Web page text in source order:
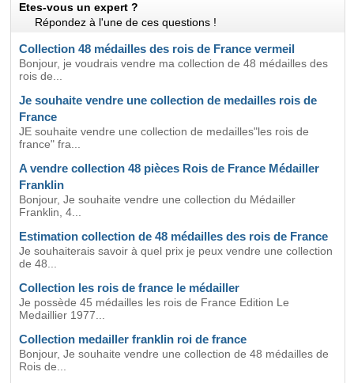
Etes-vous un expert ?
Répondez à l'une de ces questions !
Collection 48 médailles des rois de France vermeil
Bonjour, je voudrais vendre ma collection de 48 médailles des
rois de...
Je souhaite vendre une collection de medailles rois de
France
JE souhaite vendre une collection de medailles"les rois de
france" fra...
A vendre collection 48 pièces Rois de France Médailler
Franklin
Bonjour, Je souhaite vendre une collection du Médailler
Franklin, 4...
Estimation collection de 48 médailles des rois de France
Je souhaiterais savoir à quel prix je peux vendre une collection
de 48...
Collection les rois de france le médailler
Je possède 45 médailles les rois de France Edition Le
Medaillier 1977...
Collection medailler franklin roi de france
Bonjour, Je souhaite vendre une collection de 48 médailles de
Rois de...